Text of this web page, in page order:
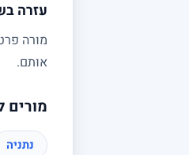
עזרה
מורה
אותם.
מורים
נתניה